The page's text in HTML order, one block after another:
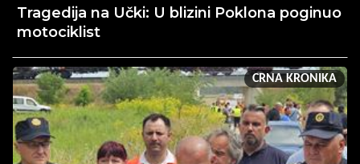
Tragedija na Učki: U blizini Poklona poginuo
motociklist
CRNA KRONIKA